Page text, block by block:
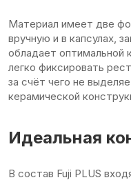
Материал имеет две
вручную и в капсулах,
обладает оптимальной
легко фиксировать
за счёт чего не
керамической
Идеальная
В состав Fuji PLUS